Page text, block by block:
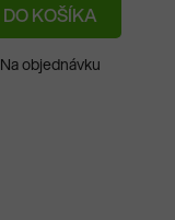
DO KOŠÍKA
Na objednávku